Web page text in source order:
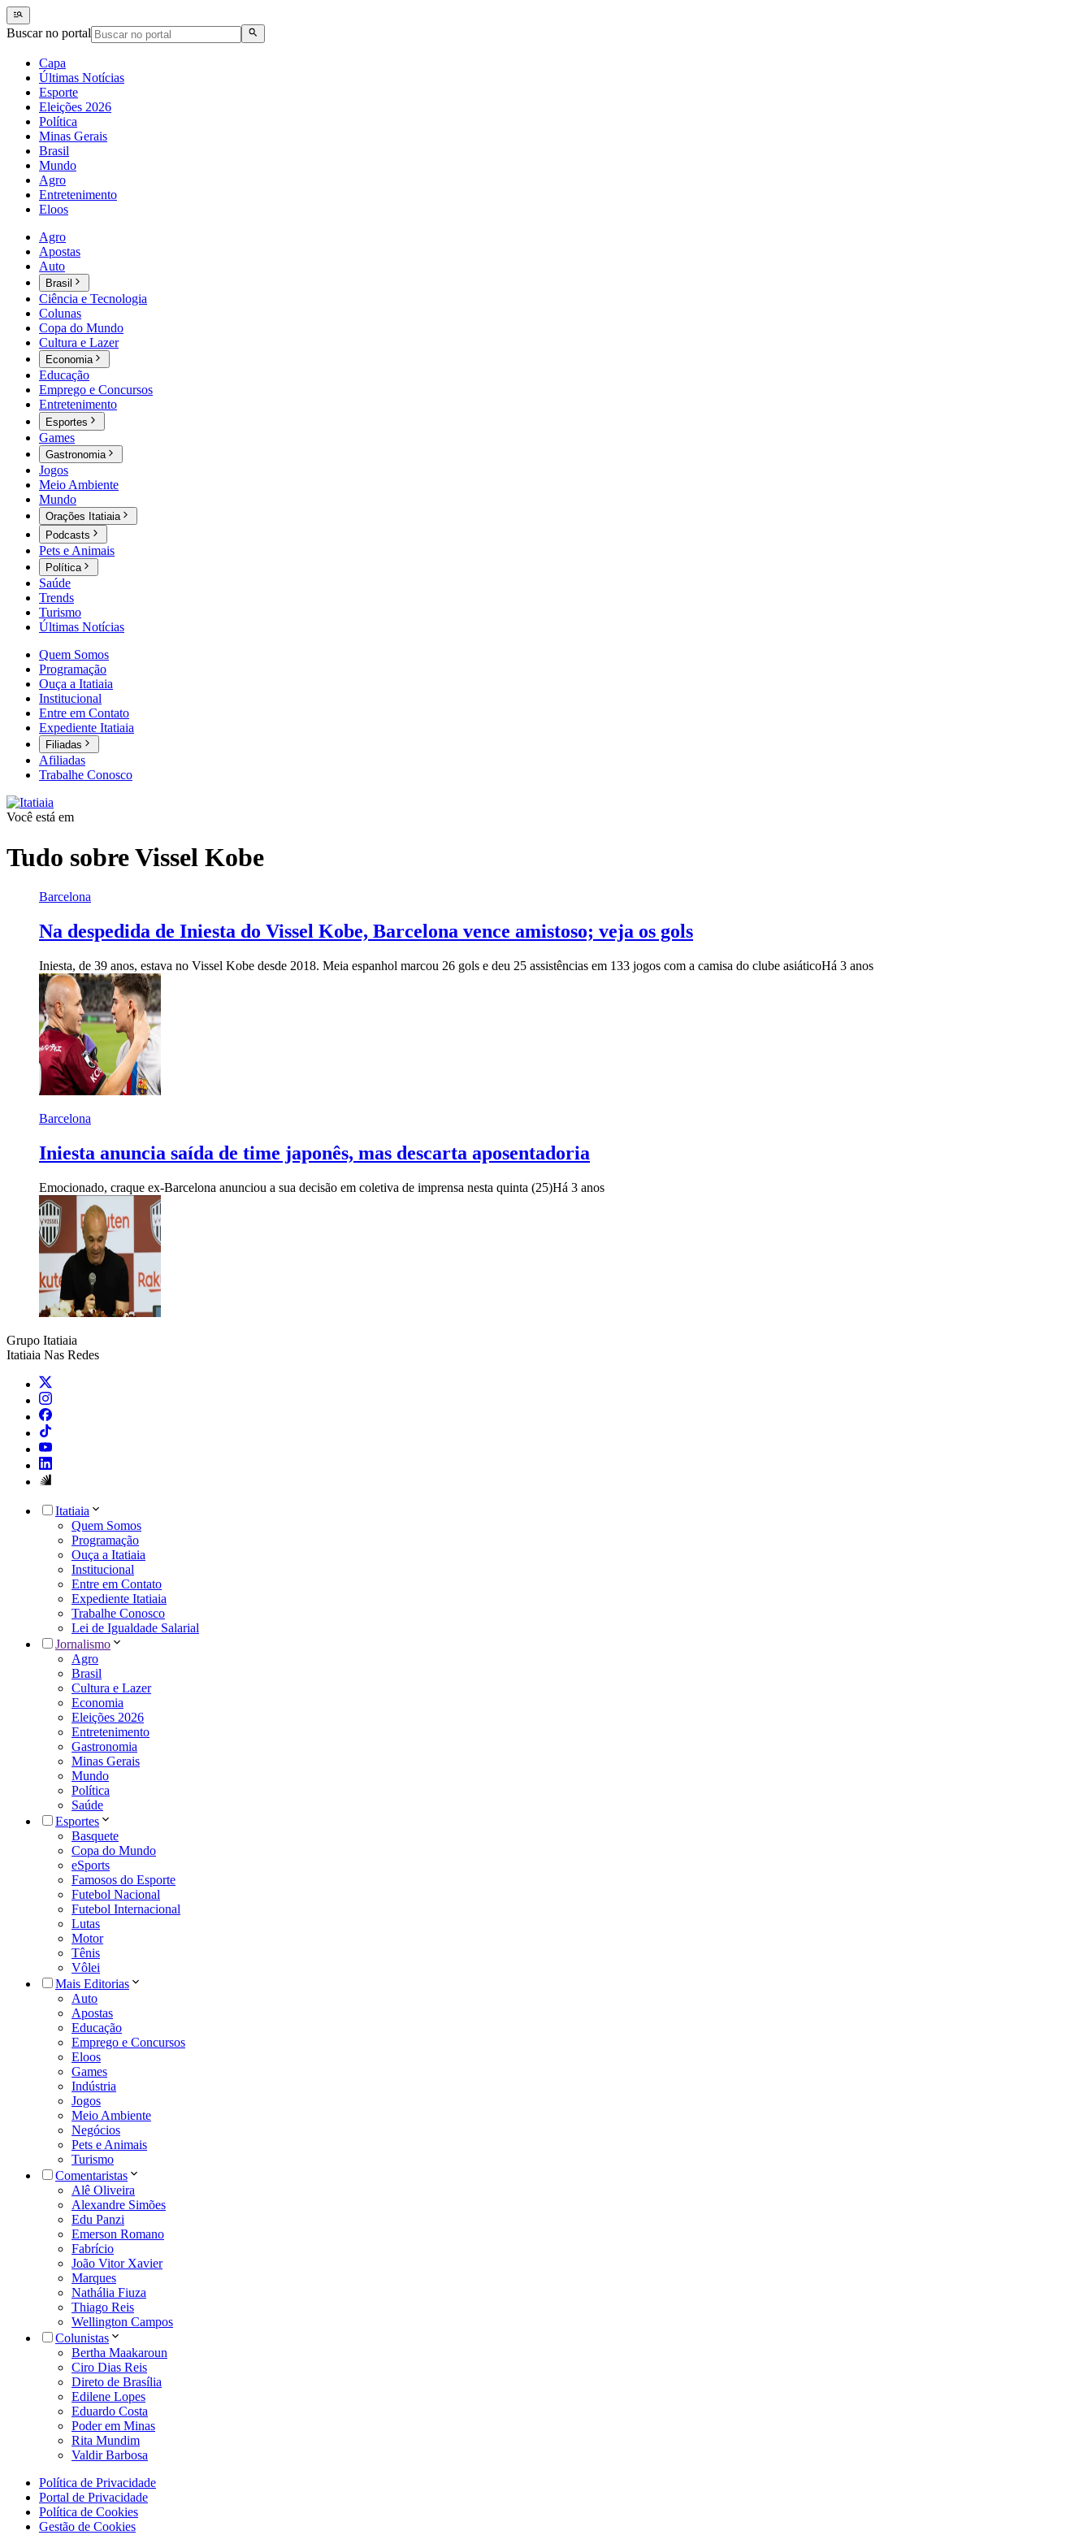
Buscar no portal
Capa
Últimas Notícias
Esporte
Eleições 2026
Política
Minas Gerais
Brasil
Mundo
Agro
Entretenimento
Eloos
Agro
Apostas
Auto
Brasil
Ciência e Tecnologia
Colunas
Copa do Mundo
Cultura e Lazer
Economia
Educação
Emprego e Concursos
Entretenimento
Esportes
Games
Gastronomia
Jogos
Meio Ambiente
Mundo
Orações Itatiaia
Podcasts
Pets e Animais
Política
Saúde
Trends
Turismo
Últimas Notícias
Quem Somos
Programação
Ouça a Itatiaia
Institucional
Entre em Contato
Expediente Itatiaia
Filiadas
Afiliadas
Trabalhe Conosco
Você está em
Tudo sobreVissel Kobe
Barcelona
Na despedida de Iniesta do Vissel Kobe, Barcelona vence amistoso; veja os gols
Iniesta, de 39 anos, estava no Vissel Kobe desde 2018. Meia espanhol marcou 26 gols e deu 25 assistências em 133 jogos com a camisa do clube asiáticoHá 3 anos
Barcelona
Iniesta anuncia saída de time japonês, mas descarta aposentadoria
Emocionado, craque ex-Barcelona anunciou a sua decisão em coletiva de imprensa nesta quinta (25)Há 3 anos
Grupo Itatiaia
Itatiaia Nas Redes
Itatiaia
Quem Somos
Programação
Ouça a Itatiaia
Institucional
Entre em Contato
Expediente Itatiaia
Trabalhe Conosco
Lei de Igualdade Salarial
Jornalismo
Agro
Brasil
Cultura e Lazer
Economia
Eleições 2026
Entretenimento
Gastronomia
Minas Gerais
Mundo
Política
Saúde
Esportes
Basquete
Copa do Mundo
eSports
Famosos do Esporte
Futebol Nacional
Futebol Internacional
Lutas
Motor
Tênis
Vôlei
Mais Editorias
Auto
Apostas
Educação
Emprego e Concursos
Eloos
Games
Indústria
Jogos
Meio Ambiente
Negócios
Pets e Animais
Turismo
Comentaristas
Alê Oliveira
Alexandre Simões
Edu Panzi
Emerson Romano
Fabrício
João Vitor Xavier
Marques
Nathália Fiuza
Thiago Reis
Wellington Campos
Colunistas
Bertha Maakaroun
Ciro Dias Reis
Direto de Brasília
Edilene Lopes
Eduardo Costa
Poder em Minas
Rita Mundim
Valdir Barbosa
Política de Privacidade
Portal de Privacidade
Política de Cookies
Gestão de Cookies